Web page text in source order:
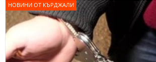
НОВИНИ ОТ КЪРДЖАЛИ